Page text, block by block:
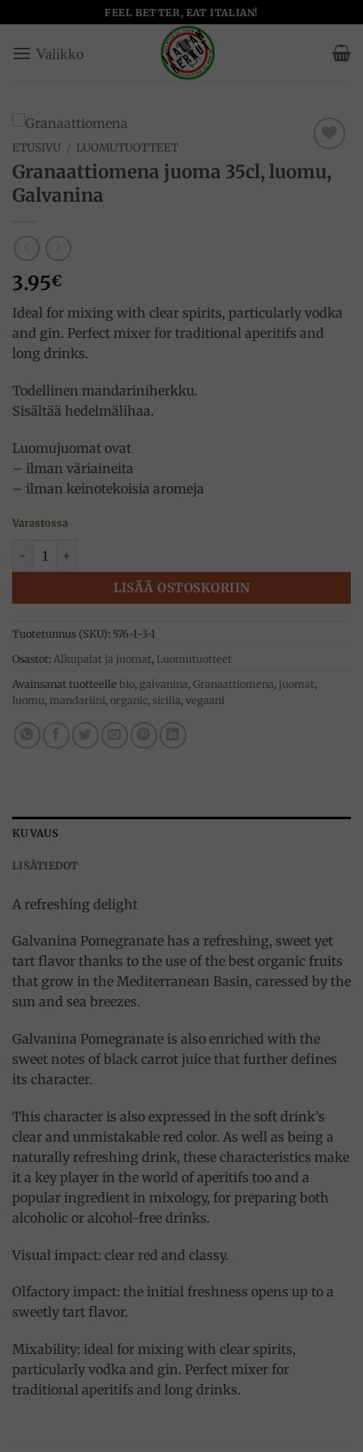
to
content
FEEL BETTER, EAT ITALIAN!
Add to
wishlist
ETUSIVU / LUOMUTUOTTEET
Granaattiomena juoma 35cl, luomu,
Galvanina
3.95€
Ideal for mixing with clear spirits, particularly vodka
and gin. Perfect mixer for traditional aperitifs and
long drinks.
Todellinen mandariniherkku.
Sisältää hedelmälihaa.
Luomujuomat ovat
– ilman väriaineita
– ilman keinotekoisia aromeja
Varastossa
Granaattiomena juoma 35cl, luomu, Galvanina määrä
LISÄÄ OSTOSKORIIN
Tuotetunnus (SKU): 576-1-3-1
Osastot: Alkupalat ja juomat, Luomutuotteet
Avainsanat tuotteelle bio, galvanina, Granaattiomena, juomat,
luomu, mandariini, organic, sicilia, vegaani
KUVAUS
LISÄTIEDOT
A refreshing delight
Galvanina Pomegranate has a refreshing, sweet yet
tart flavor thanks to the use of the best organic fruits
that grow in the Mediterranean Basin, caressed by the
sun and sea breezes.
Galvanina Pomegranate is also enriched with the
sweet notes of black carrot juice that further defines
its character.
This character is also expressed in the soft drink’s
clear and unmistakable red color. As well as being a
naturally refreshing drink, these characteristics make
it a key player in the world of aperitifs too and a
popular ingredient in mixology, for preparing both
alcoholic or alcohol-free drinks.
Visual impact: clear red and classy.
Olfactory impact: the initial freshness opens up to a
sweetly tart flavor.
Mixability: ideal for mixing with clear spirits,
particularly vodka and gin. Perfect mixer for
traditional aperitifs and long drinks.